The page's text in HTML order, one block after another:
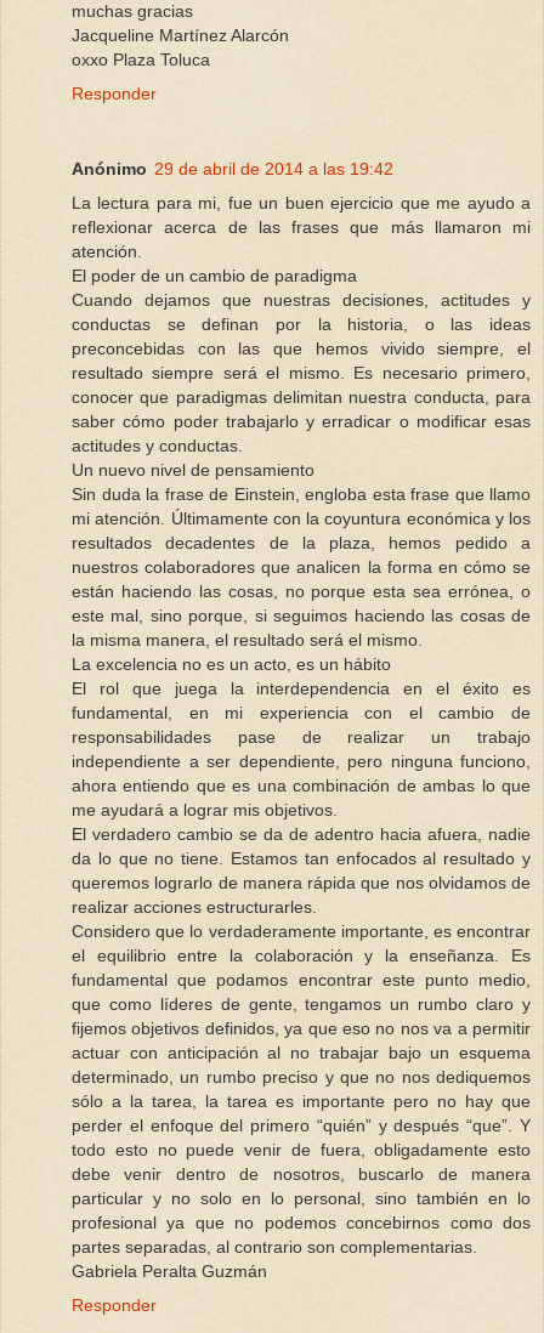
muchas gracias
Jacqueline Martínez Alarcón
oxxo Plaza Toluca
Responder
Anónimo 29 de abril de 2014 a las 19:42
La lectura para mi, fue un buen ejercicio que me ayudo a
reflexionar acerca de las frases que más llamaron mi
atención.
El poder de un cambio de paradigma
Cuando dejamos que nuestras decisiones, actitudes y
conductas se definan por la historia, o las ideas
preconcebidas con las que hemos vivido siempre, el
resultado siempre será el mismo. Es necesario primero,
conocer que paradigmas delimitan nuestra conducta, para
saber cómo poder trabajarlo y erradicar o modificar esas
actitudes y conductas.
Un nuevo nivel de pensamiento
Sin duda la frase de Einstein, engloba esta frase que llamo
mi atención. Últimamente con la coyuntura económica y los
resultados decadentes de la plaza, hemos pedido a
nuestros colaboradores que analicen la forma en cómo se
están haciendo las cosas, no porque esta sea errónea, o
este mal, sino porque, si seguimos haciendo las cosas de
la misma manera, el resultado será el mismo.
La excelencia no es un acto, es un hábito
El rol que juega la interdependencia en el éxito es
fundamental, en mi experiencia con el cambio de
responsabilidades pase de realizar un trabajo
independiente a ser dependiente, pero ninguna funciono,
ahora entiendo que es una combinación de ambas lo que
me ayudará a lograr mis objetivos.
El verdadero cambio se da de adentro hacia afuera, nadie
da lo que no tiene. Estamos tan enfocados al resultado y
queremos lograrlo de manera rápida que nos olvidamos de
realizar acciones estructurarles.
Considero que lo verdaderamente importante, es encontrar
el equilibrio entre la colaboración y la enseñanza. Es
fundamental que podamos encontrar este punto medio,
que como líderes de gente, tengamos un rumbo claro y
fijemos objetivos definidos, ya que eso no nos va a permitir
actuar con anticipación al no trabajar bajo un esquema
determinado, un rumbo preciso y que no nos dediquemos
sólo a la tarea, la tarea es importante pero no hay que
perder el enfoque del primero “quién” y después “que”. Y
todo esto no puede venir de fuera, obligadamente esto
debe venir dentro de nosotros, buscarlo de manera
particular y no solo en lo personal, sino también en lo
profesional ya que no podemos concebirnos como dos
partes separadas, al contrario son complementarias.
Gabriela Peralta Guzmán
Responder